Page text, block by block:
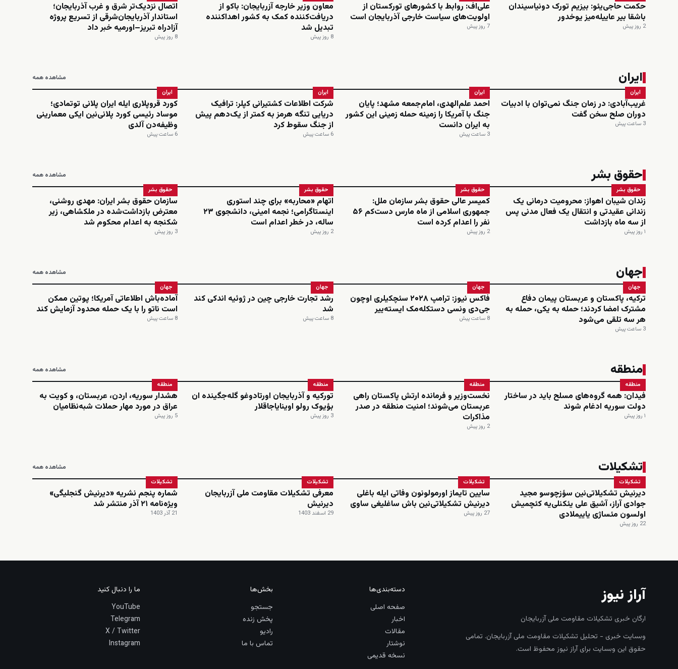
حکمت حاجی‌یئو: بیزیم تورک دونیاسیندان
باشقا بیر عاییله‌میز یوخدور
2 روز پیش
علی‌اف: روابط با کشورهای تورکستان از
اولویت‌های سیاست خارجی آذربایجان است
7 روز پیش
معاون وزیر خارجه آزربایجان: باکو از
دریافت‌کننده کمک به کشور اهداکننده
تبدیل شد
8 روز پیش
اتصال نزدیک‌تر شرق و غرب آذربایجان؛
استاندار آذربایجان‌شرقی از تسریع پروژه
آزادراه تبریز–اورمیه خبر داد
8 روز پیش
ایران مشاهده همه
ایران
غریب‌آبادی: در زمان جنگ نمی‌توان با ادبیات
دوران صلح سخن گفت
3 ساعت پیش
ایران
احمد علم‌الهدی، امام‌جمعه مشهد؛ پایان
جنگ با آمریکا را زمینه حمله زمینی این کشور
به ایران دانست
3 ساعت پیش
ایران
شرکت اطلاعات کشتیرانی کپلر: ترافیک
دریایی تنگه هرمز به کمتر از یک‌دهم پیش
از جنگ سقوط کرد
6 ساعت پیش
ایران
کورد قروپلاری ایله ایران پلانی توتمادی؛
موساد رئیسی کورد پلانی‌نین ایکی معمارینی
وظیفه‌دن آلدی
6 ساعت پیش
حقوق بشر مشاهده همه
حقوق بشر
زندان شیبان اهواز: محرومیت درمانی یک
زندانی عقیدتی و انتقال یک فعال مدنی پس
از سه ماه بازداشت
۱ روز پیش
حقوق بشر
کمیسر عالی حقوق بشر سازمان ملل:
جمهوری اسلامی از ماه مارس دست‌کم ۵۶
نفر را اعدام کرده است
2 روز پیش
حقوق بشر
اتهام «محاربه» برای چند استوری
اینستاگرامی؛ نجمه امینی، دانشجوی ۲۳
ساله، در خطر اعدام است
2 روز پیش
حقوق بشر
سازمان حقوق بشر ایران: مهدی روشنی،
معترض بازداشت‌شده در ملکشاهی، زیر
شکنجه به اعدام محکوم شد
3 روز پیش
جهان مشاهده همه
جهان
ترکیه، پاکستان و عربستان پیمان دفاع
مشترک امضا کردند؛ حمله به یکی، حمله به
هر سه تلقی می‌شود
3 ساعت پیش
جهان
فاکس نیوز: ترامپ ۲۰۲۸ سئچکیلری اوچون
جی‌دی ونسی دستکله‌مک ایسته‌ییر
8 ساعت پیش
جهان
رشد تجارت خارجی چین در ژوئیه اندکی کند
شد
8 ساعت پیش
جهان
آماده‌باش اطلاعاتی آمریکا؛ پوتین ممکن
است ناتو را با یک حمله محدود آزمایش کند
8 ساعت پیش
منطقه مشاهده همه
منطقه
فیدان: همه گروه‌های مسلح باید در ساختار
دولت سوریه ادغام شوند
۱ روز پیش
منطقه
نخست‌وزیر و فرمانده ارتش پاکستان راهی
عربستان می‌شوند؛ امنیت منطقه در صدر
مذاکرات
2 روز پیش
منطقه
تورکیه و آذربایجان اورتادوغو گله‌جگینده ان
بؤیوک رولو اوینایاجاقلار
3 روز پیش
منطقه
هشدار سوریه، اردن، عربستان، و کویت به
عراق در مورد مهار حملات شبه‌نظامیان
5 روز پیش
تشکیلات مشاهده همه
تشکیلات
دیرنیش تشکیلاتی‌نین سؤزچوسو مجید
جوادی آراز، آشیق علی یئکنلی‌یه کئچمیش
اولسون مئساژی یاییملادی
22 روز پیش
تشکیلات
سایین تایماز اورمولونون وفاتی ایله باغلی
دیرنیش تشکیلاتی‌نین باش ساغلیغی ساوی
27 روز پیش
تشکیلات
معرفی تشکیلات مقاومت ملی آزربایجان
دیرنیش
29 اسفند 1403
تشکیلات
شماره پنجم نشریه «دیرنیش گنجلیگی»
ویژه‌نامه ۲۱ آذر منتشر شد
21 آذر 1403
آراز نیوز
ارگان خبری تشکیلات مقاومت ملی آزربایجان
وبسایت خبری - تحلیل تشکیلات مقاومت ملی آزربایجان. تمامی
حقوق این وبسایت برای آراز نیوز محفوظ است.
دسته‌بندی‌ها
صفحه اصلی
اخبار
مقالات
نوشتار
نسخه قدیمی
بخش‌ها
جستجو
پخش زنده
رادیو
تماس با ما
ما را دنبال کنید
YouTube
Telegram
X / Twitter
Instagram